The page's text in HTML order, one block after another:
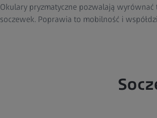
Okulary pryzmatyczne pozwalają
soczewek. Poprawia to mobilność i